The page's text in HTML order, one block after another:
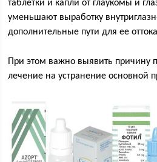
таблетки и капли от глаукомы и
уменьшают выработку
дополнительные пути для ее оттока
При этом важно выявить причину
лечение на устранение основной